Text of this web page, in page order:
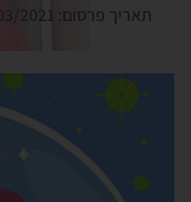
תאריך פרסום: 21/03/2021